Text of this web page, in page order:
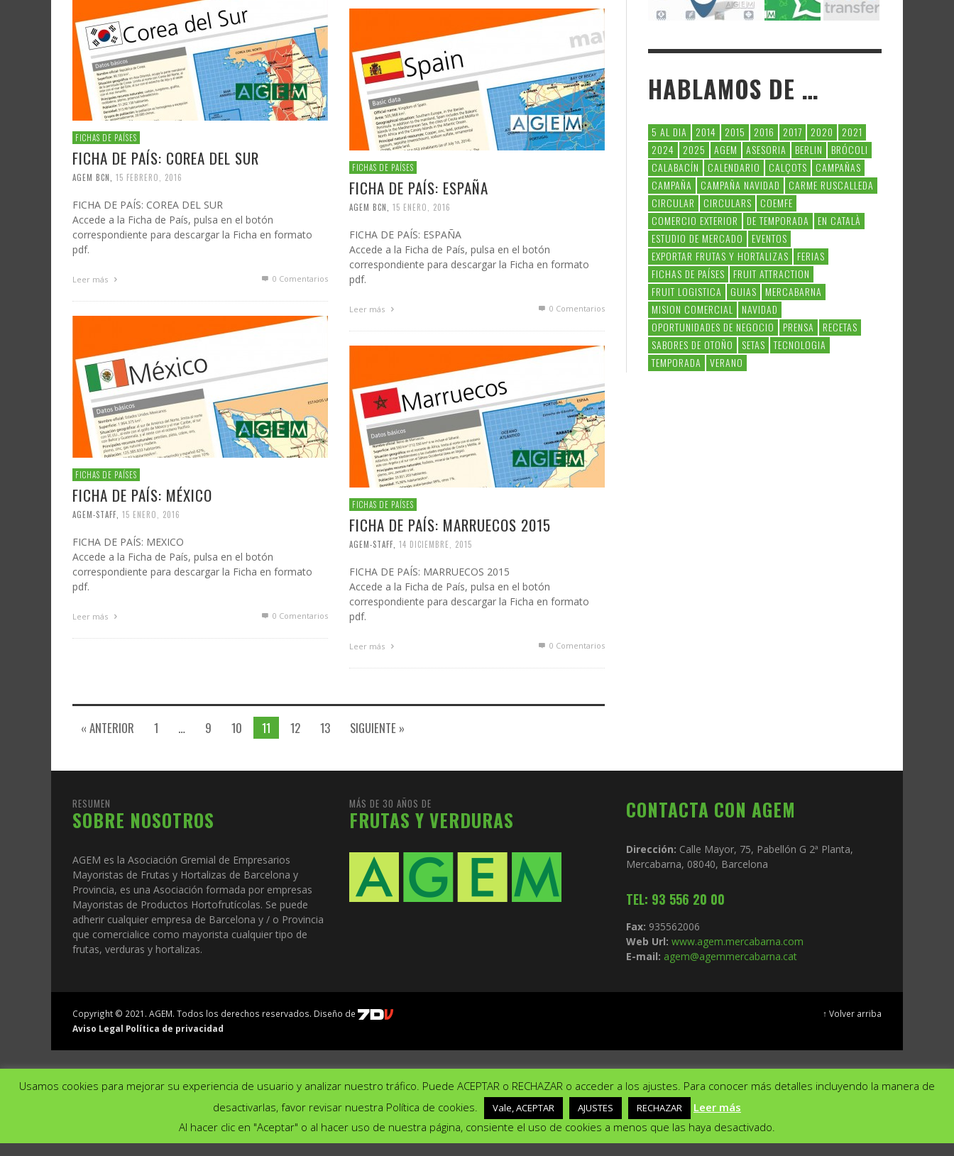
FICHAS DE PAÍSES
FICHA DE PAÍS: COREA DEL SUR
AGEM BCN 15 FEBRERO, 2016
FICHA DE PAÍS: COREA DEL SUR
Accede a la Ficha de País, pulsa en el botón
correspondiente para descargar la Ficha en formato
pdf.
Leer más 0 Comentarios
FICHAS DE PAÍSES
FICHA DE PAÍS: ESPAÑA
AGEM BCN 15 ENERO, 2016
FICHA DE PAÍS: ESPAÑA
Accede a la Ficha de País, pulsa en el botón
correspondiente para descargar la Ficha en formato
pdf.
Leer más 0 Comentarios
FICHAS DE PAÍSES
FICHA DE PAÍS: MÉXICO
AGEM-STAFF 15 ENERO, 2016
FICHA DE PAÍS: MEXICO
Accede a la Ficha de País, pulsa en el botón
correspondiente para descargar la Ficha en formato
pdf.
Leer más 0 Comentarios
FICHAS DE PAÍSES
FICHA DE PAÍS: MARRUECOS 2015
AGEM-STAFF 14 DICIEMBRE, 2015
FICHA DE PAÍS: MARRUECOS 2015
Accede a la Ficha de País, pulsa en el botón
correspondiente para descargar la Ficha en formato
pdf.
Leer más 0 Comentarios
« ANTERIOR 1 … 9 10 11 12 13 SIGUIENTE »
HABLAMOS DE …
5 AL DIA 2014 2015 2016 2017 2020
2021
2024
2025 AGEM ASESORIA BERLIN
BRÓCOLI
CALABACÍN
CALENDARIO CALÇOTS
CAMPAÑAS
CAMPAÑA
CAMPAÑA NAVIDAD
CARME RUSCALLEDA
CIRCULAR
CIRCULARS
COEMFE
COMERCIO EXTERIOR
DE TEMPORADA
EN CATALÀ
ESTUDIO DE MERCADO
EVENTOS
EXPORTAR FRUTAS Y HORTALIZAS
FERIAS
FICHAS DE PAÍSES
FRUIT ATTRACTION
FRUIT LOGISTICA
GUIAS
MERCABARNA
MISION COMERCIAL
NAVIDAD
OPORTUNIDADES DE NEGOCIO
PRENSA
RECETAS
SABORES DE OTOÑO
SETAS
TECNOLOGIA
TEMPORADA
VERANO
RESUMEN
SOBRE NOSOTROS
AGEM es la Asociación Gremial de Empresarios
Mayoristas de Frutas y Hortalizas de Barcelona y
Provincia, es una Asociación formada por empresas
Mayoristas de Productos Hortofrutícolas. Se puede
adherir cualquier empresa de Barcelona y / o Provincia
que comercialice como mayorista cualquier tipo de
frutas, verduras y hortalizas.
MÁS DE 30 AÑOS DE
FRUTAS Y VERDURAS CONTACTA CON AGEM
Dirección: Calle Mayor, 75, Pabellón G 2ª Planta,
Mercabarna, 08040, Barcelona
TEL: 93 556 20 00
Fax: 935562006
Web Url: www.agem.mercabarna.com
E-mail: agem@agemmercabarna.cat
Copyright © 2021. AGEM. Todos los derechos reservados. Diseño de
Aviso Legal Política de privacidad
↑ Volver arriba
Usamos cookies para mejorar su experiencia de usuario y analizar nuestro tráfico. Puede ACEPTAR o RECHAZAR o acceder a los ajustes. Para conocer más detalles incluyendo la manera de
desactivarlas, favor revisar nuestra Política de cookies.
Vale, ACEPTAR AJUSTES RECHAZAR
Leer más
Al hacer clic en "Aceptar" o al hacer uso de nuestra página, consiente el uso de cookies a menos que las haya desactivado.
Utilizamos cookies para ofrecerte la mejor experiencia en nuestra web.
Puedes aprender más sobre qué cookies utilizamos o cambiarlas en los {setting]ajustes{/setting].
Aceptar Rechazar